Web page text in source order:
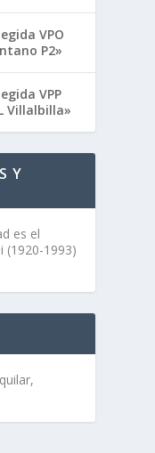
VPO
P2»
VPP
Villalbilla»
Y
es el
(1920-1993)